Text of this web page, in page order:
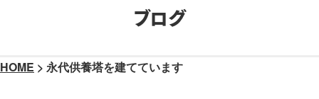
ブログ
HOME > 永代供養塔を建てています